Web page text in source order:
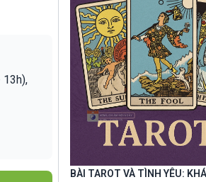
13h),
BÀI TAROT VÀ TÌNH YÊU: